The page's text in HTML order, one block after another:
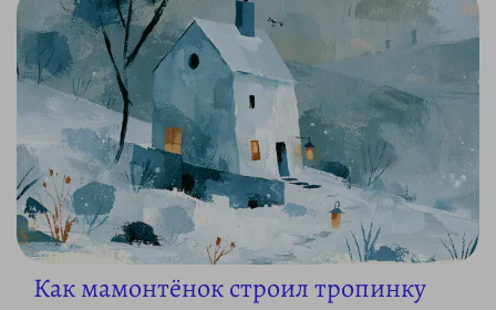
Как мамонтёнок строил тропинку